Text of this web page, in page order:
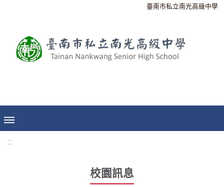
臺南市私立南光高級中學
:::
校園訊息